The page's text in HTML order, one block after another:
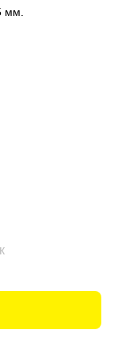
мм.